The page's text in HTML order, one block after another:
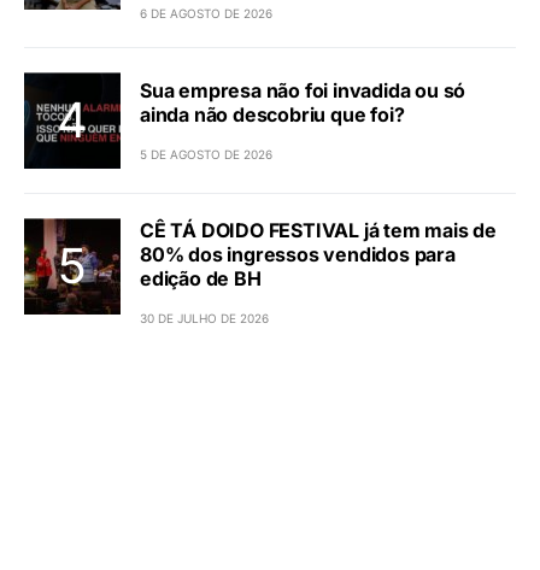
6 DE AGOSTO DE 2026
Sua empresa não foi invadida ou só
ainda não descobriu que foi?
5 DE AGOSTO DE 2026
CÊ TÁ DOIDO FESTIVAL já tem mais de
80% dos ingressos vendidos para
edição de BH
30 DE JULHO DE 2026